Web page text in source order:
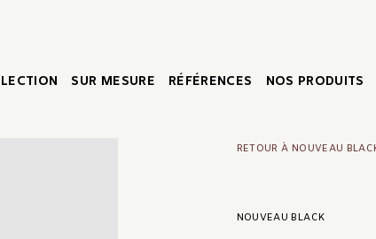
SUR MESURE RÉFÉRENCES NOS PRODUITS
RETOUR À NOUVEAU
NOUVEAU BLACK